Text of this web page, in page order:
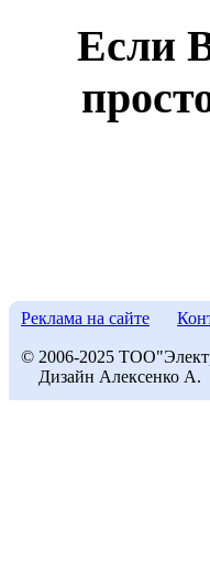
Если
Реклама на сайте
© 2006-2025
Дизайн Алексенко А.